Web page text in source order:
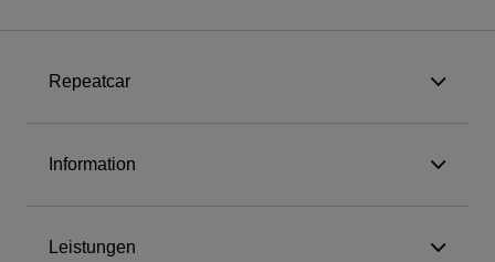
Repeatcar
Information
Leistungen